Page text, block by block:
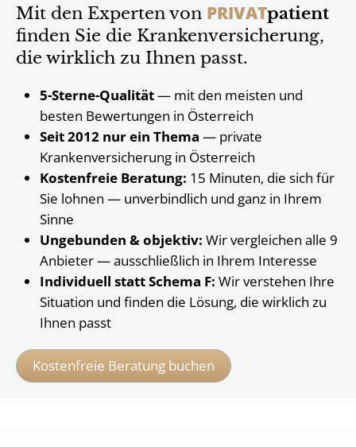
Mit den Experten von PRIVATpatient
finden Sie die Krankenversicherung,
die wirklich zu Ihnen passt.
5-Sterne-Qualität— mit den meisten und
besten Bewertungen in Österreich
Seit 2012 nur ein Thema — private
Krankenversicherung in Österreich
Kostenfreie Beratung: 15 Minuten, die sich für
Sie lohnen — unverbindlich und ganz in Ihrem
Sinne
Ungebunden & objektiv: Wir vergleichen alle 9
Anbieter — ausschließlich in Ihrem Interesse
Individuell statt Schema F: Wir verstehen Ihre
Situation und finden die Lösung, die wirklich zu
Ihnen passt
Kostenfreie Beratung buchen